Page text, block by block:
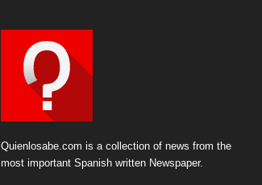
Quienlosabe.com is a collection of news from the
most important Spanish written Newspaper.